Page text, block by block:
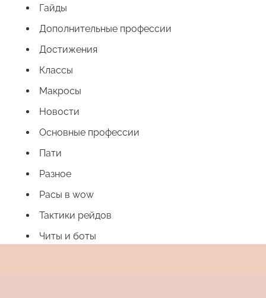
Гайды
Дополнительные профессии
Достижения
Классы
Макросы
Новости
Основные профессии
Пати
Разное
Расы в wow
Тактики рейдов
Читы и боты